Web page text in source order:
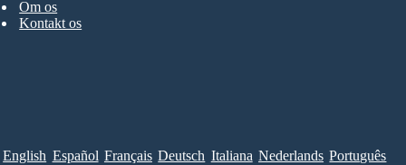
Om os
Kontakt os
English Español Français Deutsch Italiana Nederlands Português